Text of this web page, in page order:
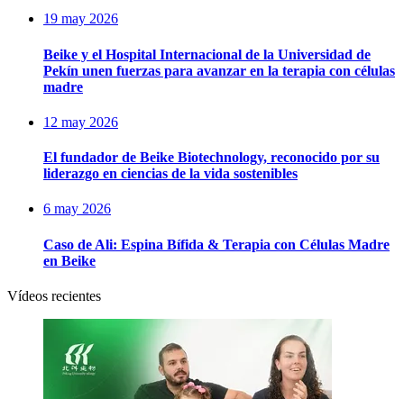
19 may 2026
Beike y el Hospital Internacional de la Universidad de
Pekín unen fuerzas para avanzar en la terapia con células
madre
12 may 2026
El fundador de Beike Biotechnology, reconocido por su
liderazgo en ciencias de la vida sostenibles
6 may 2026
Caso de Ali: Espina Bífida & Terapia con Células Madre
en Beike
Vídeos recientes